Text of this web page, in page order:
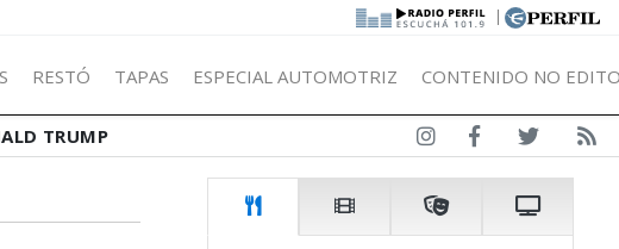
|
RESTÓ TAPAS ESPECIAL AUTOMOTRIZ CONTENIDO NO
TRUMP